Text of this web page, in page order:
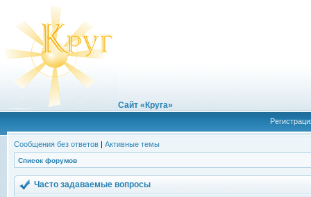
Сайт «Круга»
Сообщения без ответов | Активные темы
Список форумов
Часто задаваемые вопросы